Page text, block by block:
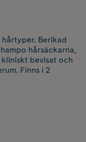
Berikad
hårsäckarna,
bevisat och
Finns i 2